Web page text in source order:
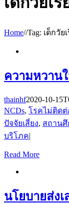
Home//Tag: เด็กวัย
ความหวาน
thainhf2020-10-
NCDs, โรคไม่ติดต่
ปัจจัยเสี่ยง, สถานศึ
บริโภค|
Read More
นโยบายส่ง